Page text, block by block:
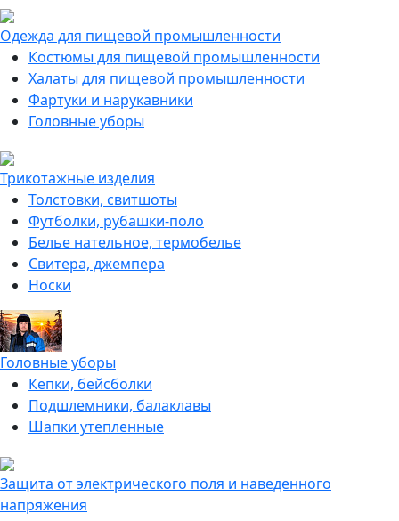
Одежда для пищевой промышленности
Костюмы для пищевой промышленности
Халаты для пищевой промышленности
Фартуки и нарукавники
Головные уборы
Трикотажные изделия
Толстовки, свитшоты
Футболки, рубашки-поло
Белье нательное, термобелье
Свитера, джемпера
Носки
Головные уборы
Кепки, бейсболки
Подшлемники, балаклавы
Шапки утепленные
Защита от электрического поля и наведенного
напряжения